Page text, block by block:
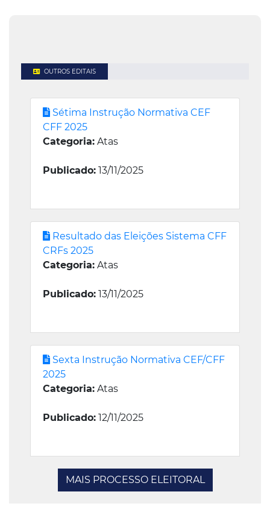
OUTROS EDITAIS
Sétima Instrução Normativa CEF
CFF 2025
Categoria: Atas
Publicado: 13/11/2025
Resultado das Eleições Sistema CFF
CRFs 2025
Categoria: Atas
Publicado: 13/11/2025
Sexta Instrução Normativa CEF/CFF
2025
Categoria: Atas
Publicado: 12/11/2025
MAIS PROCESSO ELEITORAL